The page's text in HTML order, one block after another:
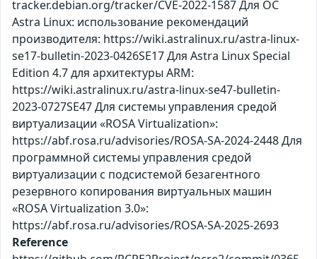
tracker.debian.org/tracker/CVE-2022-1587 Для ОС
Astra Linux: использование рекомендаций
производителя: https://wiki.astralinux.ru/astra-linux-
se17-bulletin-2023-0426SE17 Для Astra Linux Special
Edition 4.7 для архитектуры ARM:
https://wiki.astralinux.ru/astra-linux-se47-bulletin-
2023-0727SE47 Для системы управления средой
виртуализации «ROSA Virtualization»:
https://abf.rosa.ru/advisories/ROSA-SA-2024-2448 Для
программной системы управления средой
виртуализации с подсистемой безагентного
резервного копирования виртуальных машин
«ROSA Virtualization 3.0»:
https://abf.rosa.ru/advisories/ROSA-SA-2025-2693
Reference